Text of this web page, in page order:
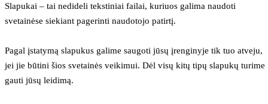
Slapukai – tai nedideli tekstiniai failai, kuriuos galima naudoti
svetainėse siekiant pagerinti naudotojo patirtį.
Pagal įstatymą slapukus galime saugoti jūsų įrenginyje tik tuo atveju,
jei jie būtini šios svetainės veikimui. Dėl visų kitų tipų slapukų turime
gauti jūsų leidimą.